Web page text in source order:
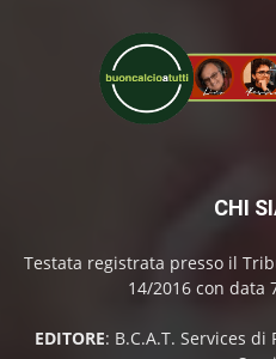
CHI
Testata registrata presso il
14/2016 con data
EDITORE: B.C.A.T. Services